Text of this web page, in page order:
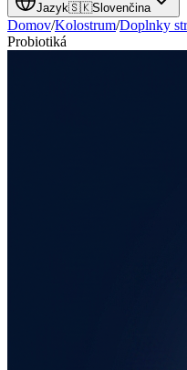
Jazyk🇸🇰Slovenčina
Domov/Kolostrum/Doplnky
Probiotiká